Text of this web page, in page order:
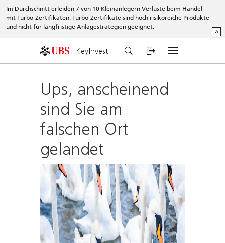
Im Durchschnitt erleiden 7 von 10 Kleinanlegern Verluste beim Handel
mit Turbo-Zertifikaten. Turbo-Zertifikate sind hoch risikoreiche Produkte
und nicht für langfristige Anlagestrategien geeignet.
^
KeyInvest
Ups, anscheinend
sind Sie am
falschen Ort
gelandet